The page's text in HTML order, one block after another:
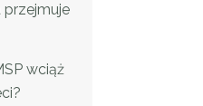
przejmuje
wciąż